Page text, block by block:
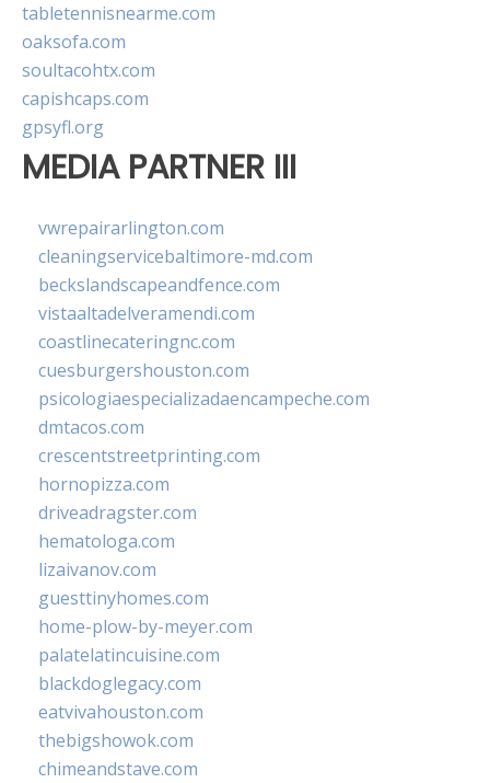
tabletennisnearme.com
oaksofa.com
soultacohtx.com
capishcaps.com
gpsyfl.org
MEDIA PARTNER III
vwrepairarlington.com
cleaningservicebaltimore-md.com
beckslandscapeandfence.com
vistaaltadelveramendi.com
coastlinecateringnc.com
cuesburgershouston.com
psicologiaespecializadaencampeche.com
dmtacos.com
crescentstreetprinting.com
hornopizza.com
driveadragster.com
hematologa.com
lizaivanov.com
guesttinyhomes.com
home-plow-by-meyer.com
palatelatincuisine.com
blackdoglegacy.com
eatvivahouston.com
thebigshowok.com
chimeandstave.com